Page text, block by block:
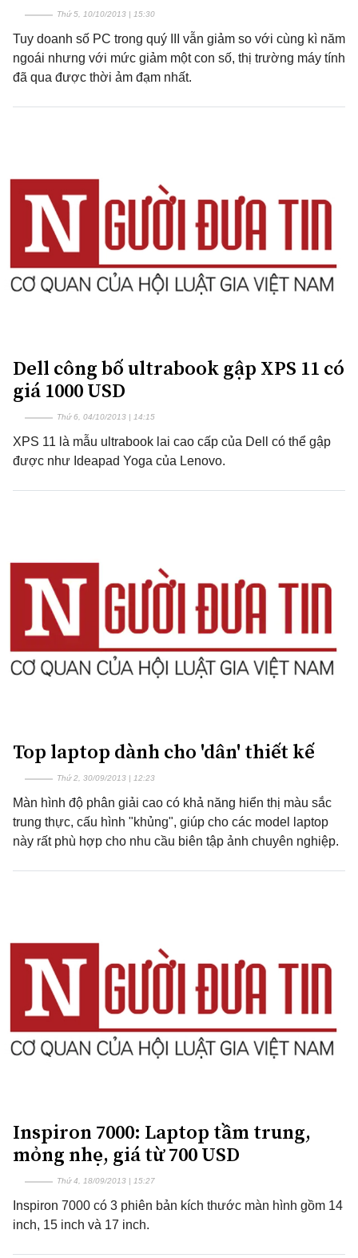
Thứ 5, 10/10/2013 | 15:30
Tuy doanh số PC trong quý III vẫn giảm so với cùng kì năm
ngoái nhưng với mức giảm một con số, thị trường máy tính
đã qua được thời ảm đạm nhất.
Dell công bố ultrabook gập XPS 11 có
giá 1000 USD
Thứ 6, 04/10/2013 | 14:15
XPS 11 là mẫu ultrabook lai cao cấp của Dell có thể gập
được như Ideapad Yoga của Lenovo.
Top laptop dành cho 'dân' thiết kế
Thứ 2, 30/09/2013 | 12:23
Màn hình độ phân giải cao có khả năng hiển thị màu sắc
trung thực, cấu hình "khủng", giúp cho các model laptop
này rất phù hợp cho nhu cầu biên tập ảnh chuyên nghiệp.
Inspiron 7000: Laptop tầm trung,
mỏng nhẹ, giá từ 700 USD
Thứ 4, 18/09/2013 | 15:27
Inspiron 7000 có 3 phiên bản kích thước màn hình gồm 14
inch, 15 inch và 17 inch.